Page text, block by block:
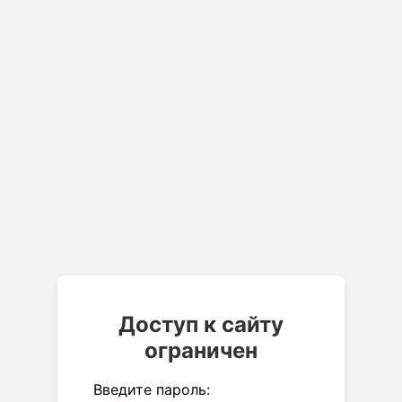
Доступ к сайту
ограничен
Введите пароль: